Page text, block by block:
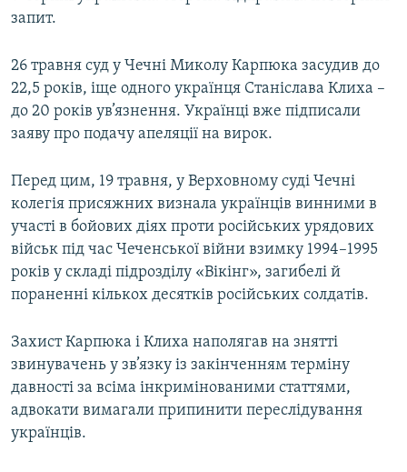
запит.
26 травня суд у Чечні Миколу Карпюка засудив до
22,5 років, іще одного українця Станіслава Клиха –
до 20 років ув’язнення. Українці вже підписали
заяву про подачу апеляції на вирок.
Перед цим, 19 травня, у Верховному суді Чечні
колегія присяжних визнала українців винними в
участі в бойових діях проти російських урядових
військ під час Чеченської війни взимку 1994–1995
років у складі підрозділу «Вікінг», загибелі й
пораненні кількох десятків російських солдатів.
Захист Карпюка і Клиха наполягав на знятті
звинувачень у зв’язку із закінченням терміну
давності за всіма інкримінованими статтями,
адвокати вимагали припинити переслідування
українців.